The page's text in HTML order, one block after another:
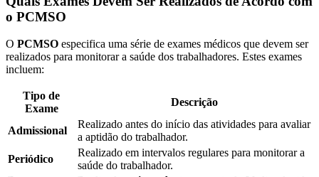
o PCMSO
O PCMSO especifica uma série de exames médicos que devem ser
realizados para monitorar a saúde dos trabalhadores. Estes exames
incluem:
Tipo de
Exame
Descrição
Admissional
Realizado antes do início das atividades para avaliar
a aptidão do trabalhador.
Periódico
Realizado em intervalos regulares para monitorar a
saúde do trabalhador.